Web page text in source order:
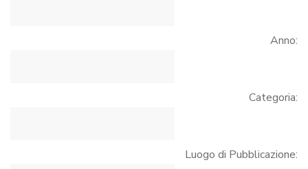
Anno:
Categoria:
Luogo di Pubblicazione: